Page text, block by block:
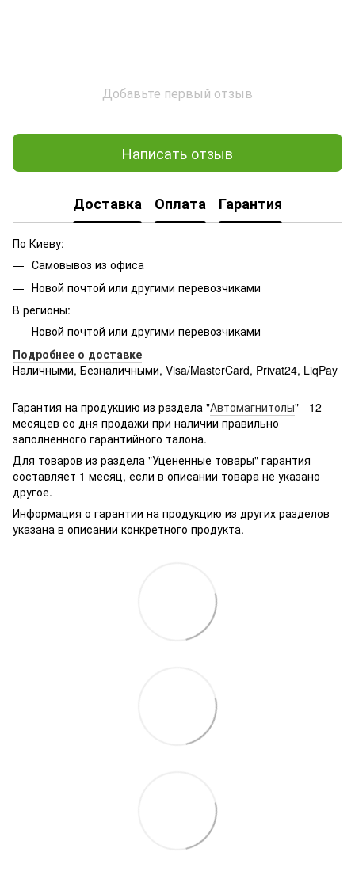
Добавьте первый отзыв
Написать отзыв
Доставка Оплата Гарантия
По Киеву:
Самовывоз из офиса
Новой почтой или другими перевозчиками
В регионы:
Новой почтой или другими перевозчиками
Подробнее о доставке
Наличными, Безналичными, Visa/MasterCard, Privat24, LiqPay
g361hhadsek/p3316040/#
Гарантия на продукцию из раздела "Автомагнитолы" - 12
месяцев со дня продажи при наличии правильно
заполненного гарантийного талона.
Для товаров из раздела "Уцененные товары" гарантия
составляет 1 месяц, если в описании товара не указано
другое.
Информация о гарантии на продукцию из других разделов
указана в описании конкретного продукта.